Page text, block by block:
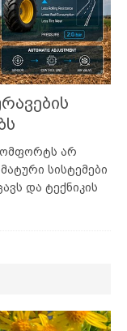
არ
სისტემები
და ტექნიკის